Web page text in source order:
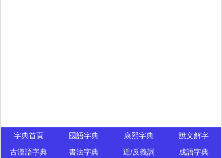
字典首頁 國語字典 康熙字典
說文解字
古漢語字典
書法字典 近/反義詞 成語字典